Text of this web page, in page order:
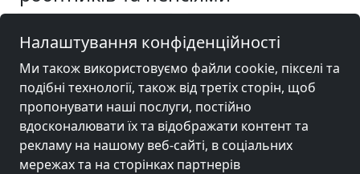
Гірчиця біля
Лейпциг(16 km)
Гірчиця біля
Halle (Saale)(25 km)
Гірчиця біля
Halle Neustadt (31
km)
Гірчиця біля
Дессау(43 km)
Налаштування конфіденційності
Ми також використовуємо файли cookie, пікселі та
подібні технології, також від третіх сторін, щоб
пропонувати наші послуги, постійно
вдосконалювати їх та відображати контент та
рекламу на нашому веб-сайті, в соціальних
мережах та на сторінках партнерів